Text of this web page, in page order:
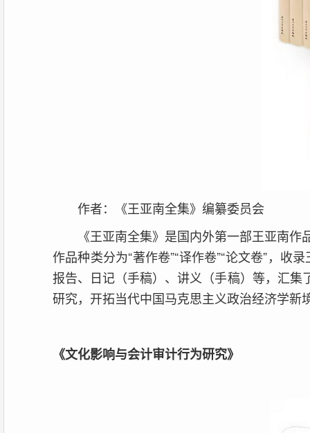
作者：《王亚南全集》编纂委员会
《王亚南全集》是国内外第一部王亚南
作品种类分为“著作卷”“译作卷”“论文卷”，
报告、日记（手稿）、讲义（手稿）等，汇
研究，开拓当代中国马克思主义政治经济学
《文化影响与会计审计行为研究》